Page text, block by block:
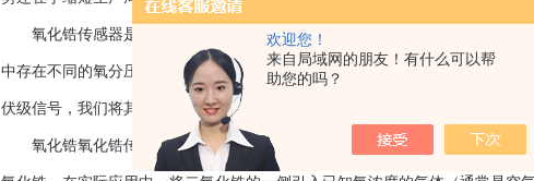
欢迎您！
来自局域网的朋友！有什么可以帮
助您的吗？
氧化锆传感器是使用稳定的氧化锆陶瓷的氧离子传导特性在650℃或更高的
中存在不同的氧分压（即氧浓度），则氧化锆陶瓷内部会发生一系列反应，
伏级信号，我们将其称为氧势。
氧化锆氧化锆传感器遵循能斯特方程：其中E是氧化锆传感器输出的氧势（